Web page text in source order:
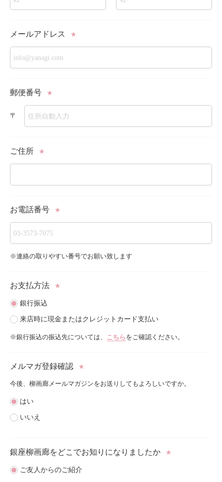
メールアドレス ★
郵便番号 ★
〒
ご住所 ★
お電話番号 ★
※連絡の取りやすい番号でお願い致します
お支払方法 ★
銀行振込
来店時に現金またはクレジットカード支払い
※銀行振込の振込先については、 こちら をご確認ください。
メルマガ登録確認 ★
今後、柳画廊メールマガジンをお送りしてもよろしいですか。
はい
いいえ
銀座柳画廊をどこでお知りになりましたか ★
ご友人からのご紹介